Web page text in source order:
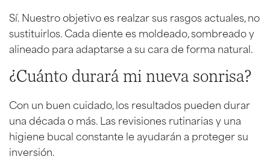
Sí. Nuestro objetivo es realzar sus rasgos actuales, no
sustituirlos. Cada diente es moldeado, sombreado y
alineado para adaptarse a su cara de forma natural.
¿Cuánto durará mi nueva sonrisa?
Con un buen cuidado, los resultados pueden durar
una década o más. Las revisiones rutinarias y una
higiene bucal constante le ayudarán a proteger su
inversión.